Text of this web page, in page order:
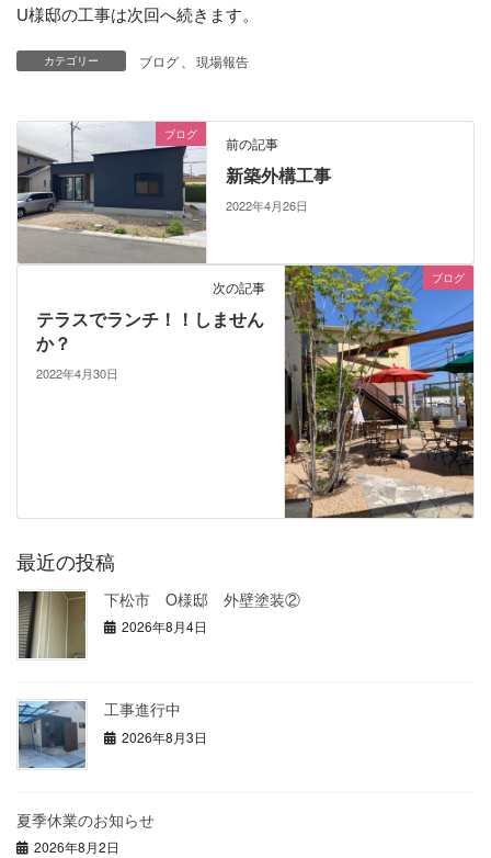
U様邸の工事は次回へ続きます。
カテゴリー ブログ 現場報告
ブログ 前の記事
新築外構工事
2022年4月26日
ブログ
次の記事
テラスでランチ！！しません
か？
2022年4月30日
最近の投稿
下松市 O様邸 外壁塗装②
2026年8月4日
工事進行中
2026年8月3日
夏季休業のお知らせ
2026年8月2日